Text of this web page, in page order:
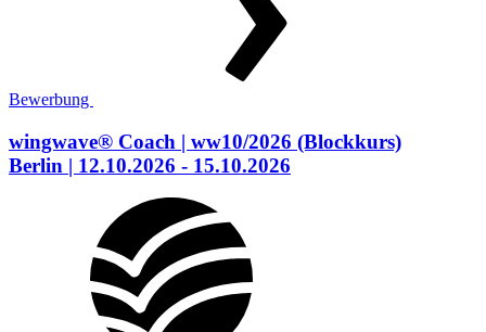
Bewerbung
wingwave® Coach | ww10/2026 (Blockkurs)
Berlin | 12.10.2026 - 15.10.2026